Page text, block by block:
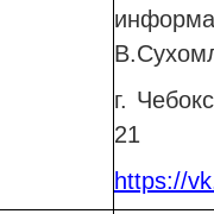
г.
21
https://